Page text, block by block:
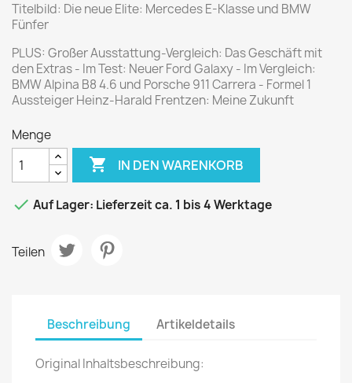
Titelbild: Die neue Elite: Mercedes E-Klasse und BMW
Fünfer
PLUS: Großer Ausstattung-Vergleich: Das Geschäft mit
den Extras - Im Test: Neuer Ford Galaxy - Im Vergleich:
BMW Alpina B8 4.6 und Porsche 911 Carrera - Formel 1
Aussteiger Heinz-Harald Frentzen: Meine Zukunft
Menge
 IN DEN WARENKORB
 Auf Lager: Lieferzeit ca. 1 bis 4 Werktage
Teilen
Beschreibung Artikeldetails
Original Inhaltsbeschreibung: